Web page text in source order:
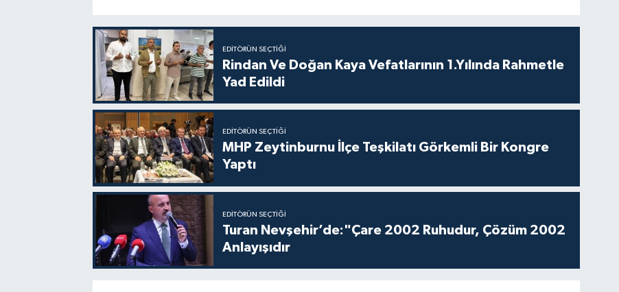
EDITÖRÜN SEÇTIĞI
Rindan Ve Doğan Kaya Vefatlarının 1.Yılında Rahmetle
Yad Edildi
EDITÖRÜN SEÇTIĞI
MHP Zeytinburnu İlçe Teşkilatı Görkemli Bir Kongre
Yaptı
EDITÖRÜN SEÇTIĞI
Turan Nevşehir’de:"Çare 2002 Ruhudur, Çözüm 2002
Anlayışıdır